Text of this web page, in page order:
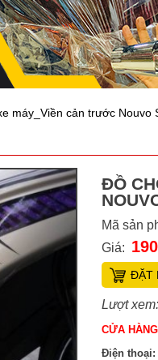
máy_Viền cản trước Nouvo
ĐỒ
Mã sản
Giá:
ĐẶT
Lượt
CỬA
Điện thoại: